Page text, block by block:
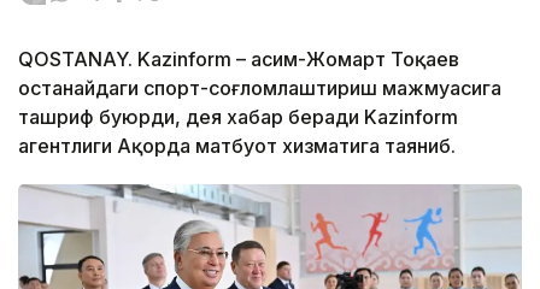
QOSTANAY. Kazinform – Қасим-Жомарт Тоқаев
Қостанайдаги спорт-соғломлаштириш мажмуасига
ташриф буюрди, дея хабар беради Kazinform
агентлиги Ақорда матбуот хизматига таяниб.